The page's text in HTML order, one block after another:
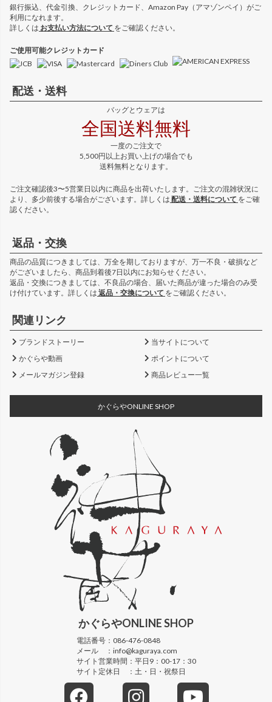
銀行振込、代金引換、クレジットカード、Amazon Pay（アマゾンペイ）がご
利用になれます。
詳しくは お支払い方法について をご確認ください。
ご使用可能クレジットカード
配送・送料
バッグとウェアは
全国送料無料
一度のご注文で
5,500円以上お買い上げの場合でも
送料無料となります。
ご注文確認後3〜5営業日以内に商品を出荷いたします。ご注文の混雑状況に
より、多少前後する場合がございます。詳しくは 配送・送料について をご確
認ください。
返品・交換
商品の品質につきましては、万全を期しておりますが、万一不良・破損など
がございましたら、商品到着後7日以内にお知らせください。
返品・交換につきましては、不良品の場合、届いた商品が違った場合のみ受
け付けています。詳しくは 返品・交換について をご確認ください。
関連リンク
ブランドストーリー
当サイトについて
かぐらや動画
ポイントについて
メールマガジン登録
商品レビュー一覧
かぐらやONLINE SHOP
かぐらやONLINE SHOP
電話番号： 086-476-0848
メール ： info@kaguraya.com
サイト営業時間： 平日9：00-17：30
サイト定休日 ： 土・日・祝祭日